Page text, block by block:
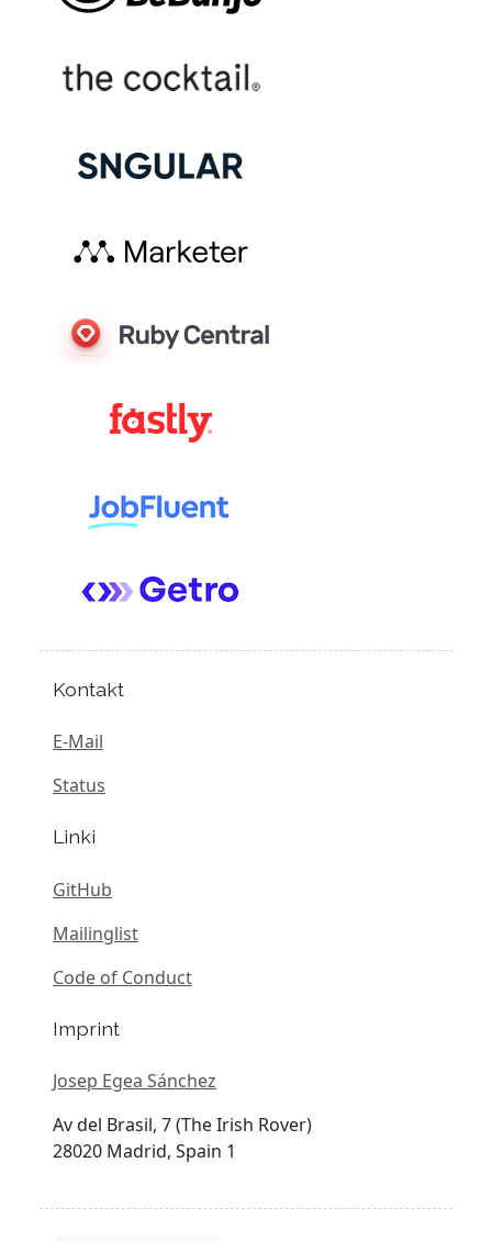
Kontakt
E-Mail
Status
Linki
GitHub
Mailinglist
Code of Conduct
Imprint
Josep Egea Sánchez
Av del Brasil, 7 (The Irish Rover)
28020 Madrid, Spain 1